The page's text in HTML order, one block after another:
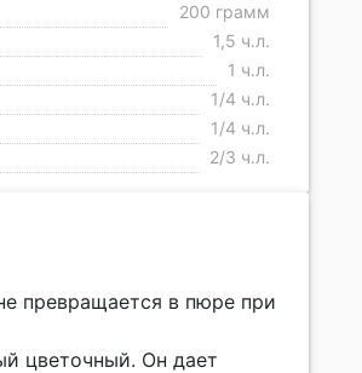
200 грамм
1,5 ч.л.
1 ч.л.
1/4 ч.л.
1/4 ч.л.
2/3 ч.л.
превращается в пюре при
цветочный. Он дает